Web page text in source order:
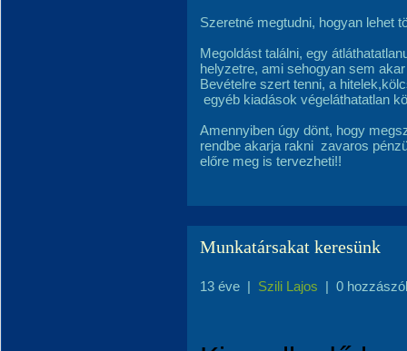
Szeretné megtudni, hogyan lehet
Megoldást találni, egy
helyzetre, ami sehogyan sem
Bevételre szert tenni, a
egyéb kiadások végeláthatatlan
Amennyiben úgy dönt, hogy
rendbe akarja rakni zavaros
előre meg is tervezheti!!
Munkatársakat keresünk
13 éve | Szili Lajos | 0